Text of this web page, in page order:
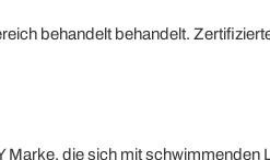
behandelt behandelt.
Marke, die sich mit schwimmenden